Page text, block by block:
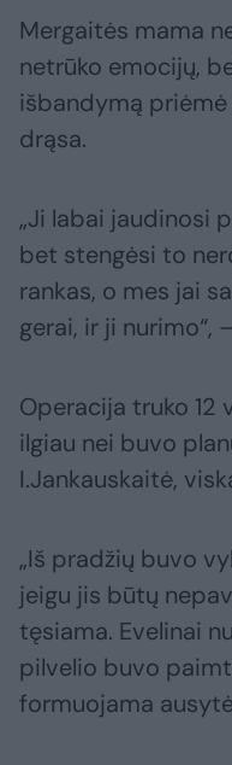
Mergaitės mama
netrūko emocijų,
išbandymą
drąsa.
„Ji labai jaudinosi
bet stengėsi to
rankas, o mes jai
gerai, ir ji nurimo“,
Operacija truko 12
ilgiau nei buvo
I.Jankauskaitė,
„Iš pradžių buvo
jeigu jis būtų
tęsiama. Evelinai
pilvelio buvo
formuojama